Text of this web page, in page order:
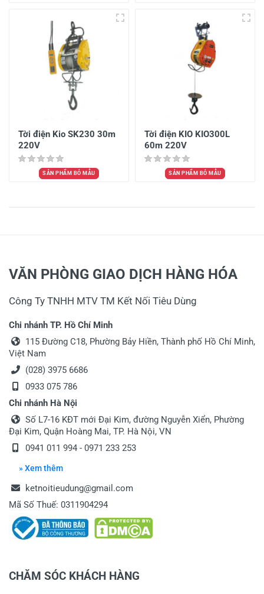
Tời điện Kio SK230 30m
220V
SẢN PHẨM BỎ MẪU
Tời điện KIO KIO300L
60m 220V
SẢN PHẨM BỎ MẪU
VĂN PHÒNG GIAO DỊCH HÀNG HÓA
Công Ty TNHH MTV TM Kết Nối Tiêu Dùng
Chi nhánh TP. Hồ Chí Minh
115 Đường C18, Phường Bảy Hiền, Thành phố Hồ Chí Minh,
Việt Nam
(028) 3975 6686
0933 075 786
Chi nhánh Hà Nội
Số L7-16 KĐT mới Đại Kim, đường Nguyễn Xiển, Phường
Đại Kim, Quận Hoàng Mai, TP. Hà Nội, VN
0941 011 994 - 0971 233 253
» Xem thêm
ketnoitieudung@gmail.com
Mã Số Thuế: 0311904294
CHĂM SÓC KHÁCH HÀNG